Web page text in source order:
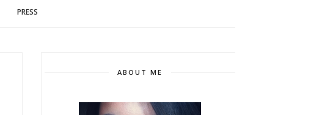
PRESS
ABOUT ME